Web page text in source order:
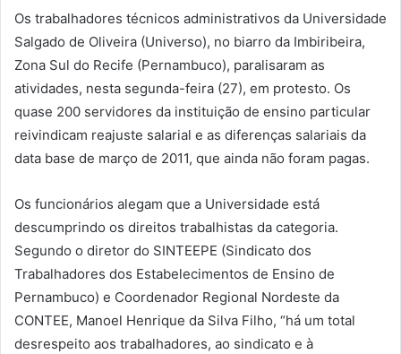
Os trabalhadores técnicos administrativos da Universidade
Salgado de Oliveira (Universo), no biarro da Imbiribeira,
Zona Sul do Recife (Pernambuco), paralisaram as
atividades, nesta segunda-feira (27), em protesto. Os
quase 200 servidores da instituição de ensino particular
reivindicam reajuste salarial e as diferenças salariais da
data base de março de 2011, que ainda não foram pagas.
Os funcionários alegam que a Universidade está
descumprindo os direitos trabalhistas da categoria.
Segundo o diretor do SINTEEPE (Sindicato dos
Trabalhadores dos Estabelecimentos de Ensino de
Pernambuco) e Coordenador Regional Nordeste da
CONTEE, Manoel Henrique da Silva Filho, “há um total
desrespeito aos trabalhadores, ao sindicato e à